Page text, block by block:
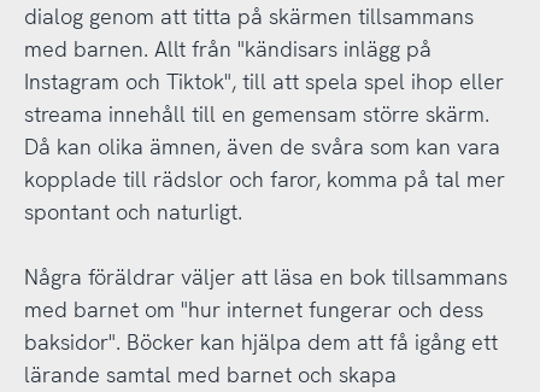
dialog genom att titta på skärmen tillsammans
med barnen. Allt från "kändisars inlägg på
Instagram och Tiktok", till att spela spel ihop eller
streama innehåll till en gemensam större skärm.
Då kan olika ämnen, även de svåra som kan vara
kopplade till rädslor och faror, komma på tal mer
spontant och naturligt.
Några föräldrar väljer att läsa en bok tillsammans
med barnet om "hur internet fungerar och dess
baksidor". Böcker kan hjälpa dem att få igång ett
lärande samtal med barnet och skapa